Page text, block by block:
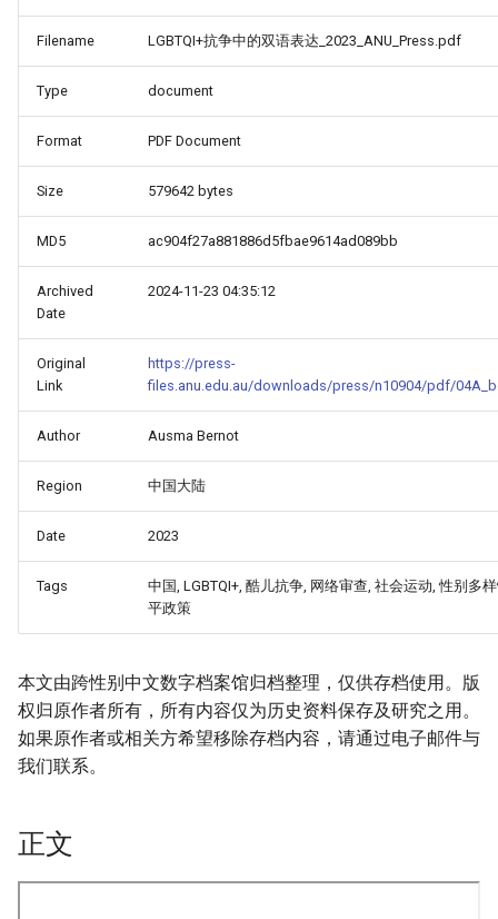
Filename LGBTQI+抗争中的双语表达_2023_ANU_Press.pdf
Type document
Format PDF Document
Size 579642 bytes
MD5 ac904f27a881886d5fbae9614ad089bb
Archived
Date
2024-11-23 04:35:12
Original
Link
https://press-
files.anu.edu.au/downloads/press/n10904/pdf/
Author Ausma Bernot
Region 中国大陆
Date 2023
Tags
中国, LGBTQI+, 酷儿抗争, 网络审查, 社会运动, 性别多
平政策
本文由跨性别中文数字档案馆归档整理，仅供存档使用。版
权归原作者所有，所有内容仅为历史资料保存及研究之用。
如果原作者或相关方希望移除存档内容，请通过电子邮件与
我们联系。
正文